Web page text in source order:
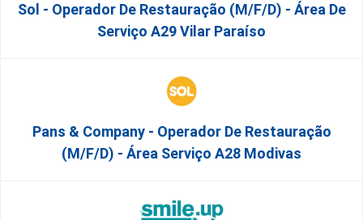
Sol - Operador De Restauração (m/f/d) - Área De
Serviço A29 Vilar Paraíso
Pans & Company - Operador De Restauração
(m/f/d) - Área Serviço A28 Modivas